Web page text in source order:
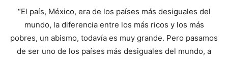
“El país, México, era de los países más desiguales del
mundo, la diferencia entre los más ricos y los más
pobres, un abismo, todavía es muy grande. Pero pasamos
de ser uno de los países más desiguales del mundo, a